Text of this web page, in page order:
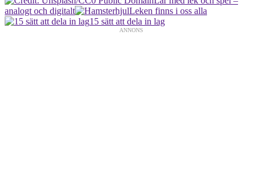
analogt och digitalt
Leken finns i oss alla
15 sätt att dela in lag
ANNONS